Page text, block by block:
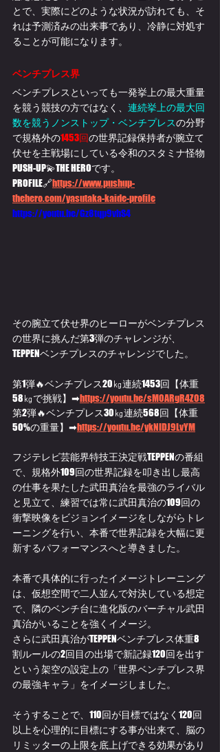
とで、実際にどのような状況が訪れても、そ
れは予測済みの出来事であり、冷静に対処す
ることが可能になります。
ベンチプレス界
ベンチプレスといっても一発挙上の最大重量
を競う競技の方ではなく、 連続挙上の最大回
数を競うノンストップ・ベンチプレスの分野
で規格外の1453回の世界記録保持者が腕立て
伏せを主戦場にしている令和のスタミナ怪物
PUSH-UP💫THE HEROです。
PROFILE🔗https://www.pushup-
thehero.com/yasutaka-kaide-profile
https://youtu.be/Gz8tqp9vhS4
その腕立て伏せ界のヒーローがベンチプレス
の世界に挑んだ第3弾のチャレンジが、
TEPPENベンチプレスのチャレンジでした。
第1弾🔥ベンチプレス20㎏連続1453回【体重
58㎏で挑戦】➡https://youtu.be/sM0ARgR4Z08
第2弾🔥ベンチプレス30㎏連続568回【体重
50%の重量】➡https://youtu.be/ykNIDJ9LvYM
フジテレビ芸能界特技王決定戦TEPPENの番組
で、規格外109回の世界記録を叩き出し最高
の仕事を果たした武田真治を最強のライバル
と見立て、練習では常に武田真治の109回の
衝撃映像をビジョンイメージをしながらトレ
ーニングを行い、本番で世界記録を大幅に更
新するパフォーマンスへと導きました。
本番で具体的に行ったイメージトレーニング
は、仮想空間で二人並んで対決している想定
で、隣のベンチ台に進化版のバーチャル武田
真治がいることを強くイメージ。
さらに武田真治がTEPPENベンチプレス体重8
割ルールの2回目の出場で新記録120回を出す
という架空の設定上の「世界ベンチプレス界
の最強キャラ」をイメージしました。
そうすることで、110回が目標ではなく120回
以上を心理的に目標にする事が出来て、脳の
リミッターの上限を底上げできる効果があり